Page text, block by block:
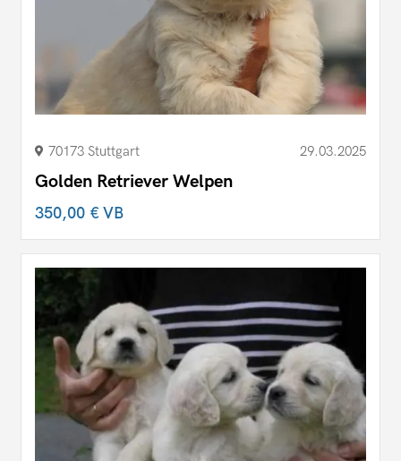
70173 Stuttgart 29.03.2025
Golden Retriever Welpen
350,00 €VB